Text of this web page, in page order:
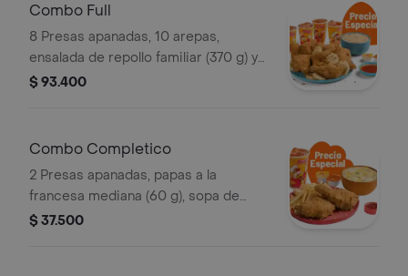
Combo Full
8 Presas apanadas, 10 arepas,
ensalada de repollo familiar (370 g) y
gaseosa (1.5 litros)
$ 93.400
Combo Completico
2 Presas apanadas, papas a la
francesa mediana (60 g), sopa de
verduras, ajiaquillo, consomé o
$ 37.500